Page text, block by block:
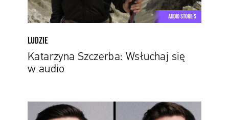
AUDIO STORIES
LUDZIE
Katarzyna Szczerba: Wsłuchaj się
w audio